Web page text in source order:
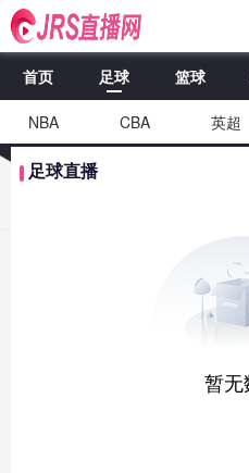
首页 足球 篮球
NBA CBA 英超
足球直播
暂